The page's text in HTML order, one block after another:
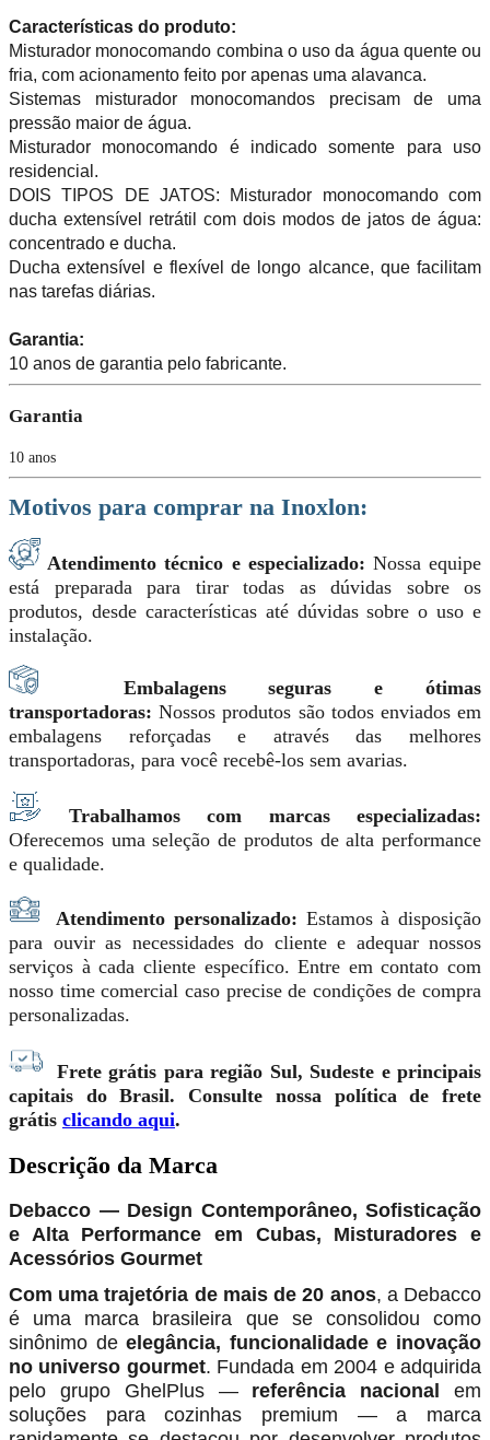
Características do produto:
Misturador monocomando combina o uso da água quente ou
fria, com acionamento feito por apenas uma alavanca.
Sistemas misturador monocomandos precisam de uma
pressão maior de água.
Misturador monocomando é indicado somente para uso
residencial.
DOIS TIPOS DE JATOS: Misturador monocomando com
ducha extensível retrátil com dois modos de jatos de água:
concentrado e ducha.
Ducha extensível e flexível de longo alcance, que facilitam
nas tarefas diárias.
Garantia:
10 anos de garantia pelo fabricante.
Garantia
10 anos
Motivos para comprar na Inoxlon:
Atendimento técnico e especializado: Nossa equipe
está preparada para tirar todas as dúvidas sobre os
produtos, desde características até dúvidas sobre o uso e
instalação.
Embalagens seguras e ótimas
transportadoras:Nossos produtos são todos enviados em
embalagens reforçadas e através das melhores
transportadoras, para você recebê-los sem avarias.
Trabalhamos com marcas especializadas:
Oferecemos uma seleção de produtos de alta performance
e qualidade.
Atendimento personalizado: Estamos à disposição
para ouvir as necessidades do cliente e adequar nossos
serviços à cada cliente específico. Entre em contato com
nosso time comercial caso precise de condições de compra
personalizadas.
Frete grátis para região Sul, Sudeste e principais
capitais do Brasil. Consulte nossa política de frete
grátis clicando aqui.
Descrição da Marca
Debacco — Design Contemporâneo, Sofisticação
e Alta Performance em Cubas, Misturadores e
Acessórios Gourmet
Com uma trajetória de mais de 20 anos, a Debacco
é uma marca brasileira que se consolidou como
sinônimo deelegância, funcionalidade e inovação
no universo gourmet. Fundada em 2004 e adquirida
pelo grupo GhelPlus — referência nacional em
soluções para cozinhas premium — a marca